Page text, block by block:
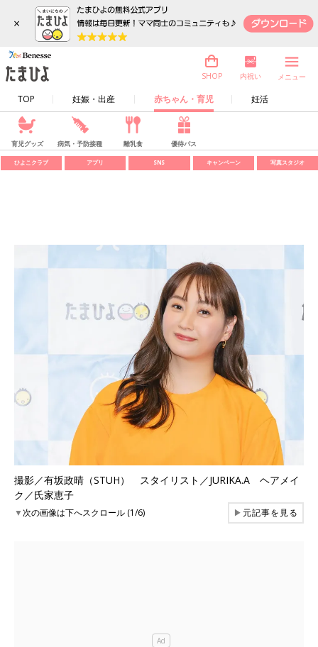
×
TOP 妊娠・出産 赤ちゃん・育児 妊活
SHOP 内祝い メニュー
育児グッズ 病気・予防接種 離乳食 優待パス
ひよこクラブ アプリ SNS キャンペーン 写真スタジオ
撮影／有坂政晴（STUH） スタイリスト／JURIKA.A ヘアメイ
ク／氏家恵子
▼次の画像は下へスクロール (1/6) ▶元記事を見る